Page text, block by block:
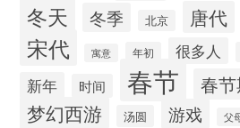
冬天 冬季 北京 唐代
宋代 寓意 年初 很多人
新年 时间 春节 春
梦幻西游 汤圆 游戏 父